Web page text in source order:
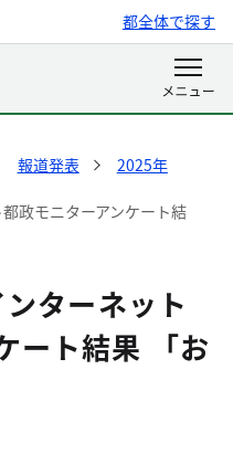
都全体で探す
報道発表
2025年
政モニターアンケート結
ターネット
ート結果 「お